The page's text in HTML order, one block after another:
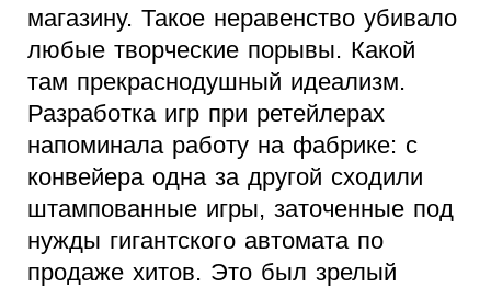
магазину. Такое неравенство убивало
любые творческие порывы. Какой
там прекраснодушный идеализм.
Разработка игр при ретейлерах
напоминала работу на фабрике: с
конвейера одна за другой сходили
штампованные игры, заточенные под
нужды гигантского автомата по
продаже хитов. Это был зрелый